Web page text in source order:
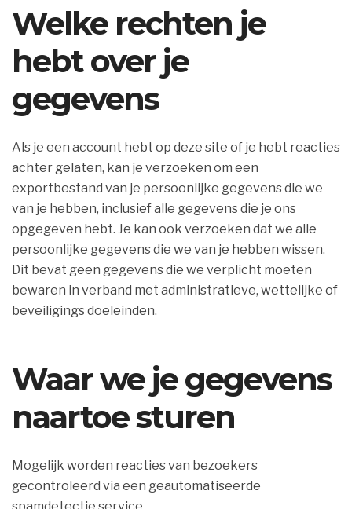
Welke rechten je
hebt over je
gegevens
Als je een account hebt op deze site of je hebt reacties
achter gelaten, kan je verzoeken om een
exportbestand van je persoonlijke gegevens die we
van je hebben, inclusief alle gegevens die je ons
opgegeven hebt. Je kan ook verzoeken dat we alle
persoonlijke gegevens die we van je hebben wissen.
Dit bevat geen gegevens die we verplicht moeten
bewaren in verband met administratieve, wettelijke of
beveiligings doeleinden.
Waar we je gegevens
naartoe sturen
Mogelijk worden reacties van bezoekers
gecontroleerd via een geautomatiseerde